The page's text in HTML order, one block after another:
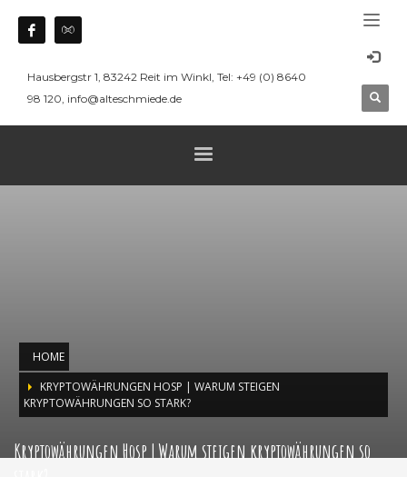
Hausbergstr 1, 83242 Reit im Winkl, Tel: +49 (0) 8640
98 120, info@alteschmiede.de
HOME
KRYPTOWÄHRUNGEN HOSP | WARUM STEIGEN
KRYPTOWÄHRUNGEN SO STARK?
Kryptowährungen Hosp | Warum steigen kryptowährungen so